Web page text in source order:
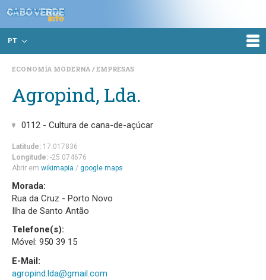
PT
ECONOMÍA MODERNA EMPRESAS
Agropind, Lda.
0112 - Cultura de cana-de-açúcar
Latitude: 17.017836
Longitude: -25.074676
Abrir em wikimapia / google maps
Morada:
Rua da Cruz - Porto Novo
Ilha de Santo Antão
Telefone(s):
Móvel: 950 39 15
E-Mail:
agropind.lda@gmail.com